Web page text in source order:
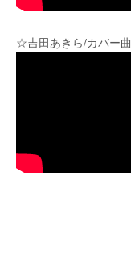
☆吉田あきら/カバー曲